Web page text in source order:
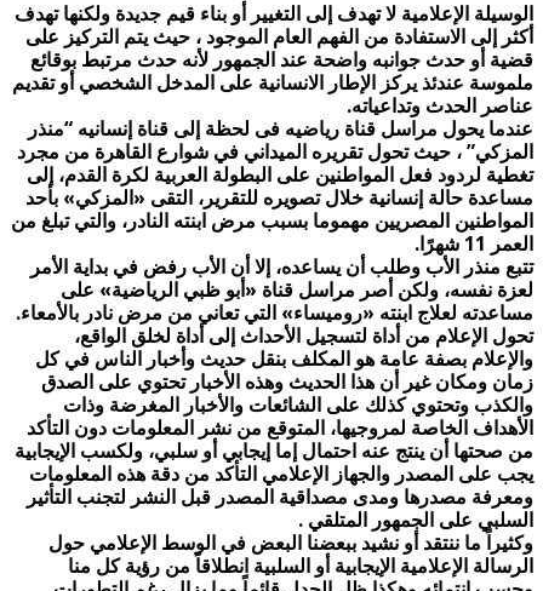
الوسيلة الإعلامية لا تهدف إلى التغيير أو بناء قيم جديدة ولكنها تهدف
أكثر إلى الاستفادة من الفهم العام الموجود ، حيث يتم التركيز على
قضية أو حدث جوانبه واضحة عند الجمهور لأنه حدث مرتبط بوقائع
ملموسة عندئذ يركز الإطار الانسانية على المدخل الشخصي أو تقديم
عناصر الحدث وتداعياته.
عندما يحول مراسل قناة رياضيه فى لحظة إلى قناة إنسانيه “منذر
المزكي” ، حيث تحول تقريره الميداني في شوارع القاهرة من مجرد
تغطية لردود فعل المواطنين على البطولة العربية لكرة القدم، إلى
مساعدة حالة إنسانية خلال تصويره للتقرير، التقى «المزكي» بأحد
المواطنين المصريين مهموما بسبب مرض ابنته النادر، والتي تبلغ من
العمر 11 شهرًا.
تتبع منذر الأب وطلب أن يساعده، إلا أن الأب رفض في بداية الأمر
لعزة نفسه، ولكن أصر مراسل قناة «أبو ظبي الرياضية» على
مساعدته لعلاج ابنته «روميساء» التي تعاني من مرض نادر بالأمعاء.
تحول الإعلام من أداة لتسجيل الأحداث إلى أداة لخلق الواقع،
والإعلام بصفة عامة هو المكلف بنقل حديث وأخبار الناس في كل
زمان ومكان غير أن هذا الحديث وهذه الأخبار تحتوي على الصدق
والكذب وتحتوي كذلك على الشائعات والأخبار المغرضة وذات
الأهداف الخاصة لمروجيها، المتوقع من نشر المعلومات دون التأكد
من صحتها أن ينتج عنه احتمال إما إيجابي أو سلبي، ولكسب الإيجابية
يجب على المصدر والجهاز الإعلامي التأكد من دقة هذه المعلومات
ومعرفة مصدرها ومدى مصداقية المصدر قبل النشر لتجنب التأثير
السلبي على الجمهور المتلقي .
وكثيراً ما ننتقد أو نشيد ببعضنا البعض في الوسط الإعلامي حول
الرسالة الإعلامية الإيجابية أو السلبية انطلاقاً من رؤية كل منا